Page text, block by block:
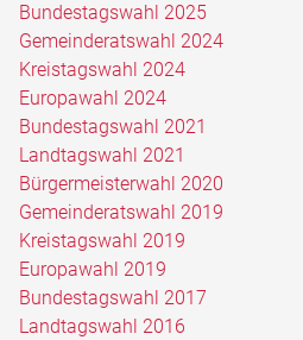
Bundestagswahl 2025
Gemeinderatswahl 2024
Kreistagswahl 2024
Europawahl 2024
Bundestagswahl 2021
Landtagswahl 2021
Bürgermeisterwahl 2020
Gemeinderatswahl 2019
Kreistagswahl 2019
Europawahl 2019
Bundestagswahl 2017
Landtagswahl 2016